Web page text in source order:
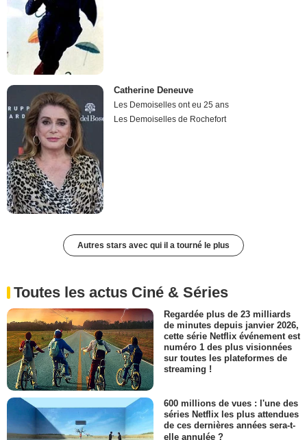
Catherine Deneuve
Les Demoiselles ont eu 25 ans
Les Demoiselles de Rochefort
Autres stars avec qui il a tourné le plus
Toutes les actus Ciné & Séries
Regardée plus de 23 milliards
de minutes depuis janvier 2026,
cette série Netflix événement est
numéro 1 des plus visionnées
sur toutes les plateformes de
streaming !
600 millions de vues : l'une des
séries Netflix les plus attendues
de ces dernières années sera-t-
elle annulée ?